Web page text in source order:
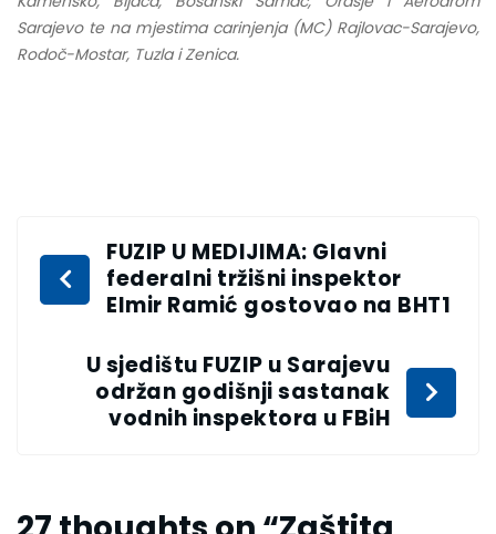
Sarajevo te na mjestima carinjenja (MC) Rajlovac-Sarajevo,
Rodoč-Mostar, Tuzla i Zenica.
FUZIP U MEDIJIMA: Glavni
federalni tržišni inspektor
Elmir Ramić gostovao na BHT1
U sjedištu FUZIP u Sarajevu
održan godišnji sastanak
vodnih inspektora u FBiH